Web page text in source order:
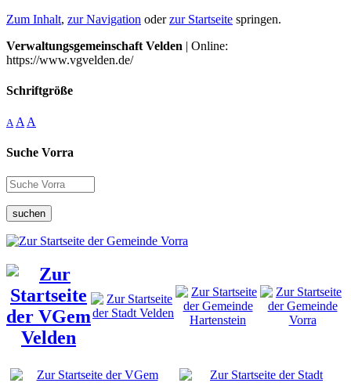
Zum Inhalt, zur Navigation oderzur Startseite springen.
Verwaltungsgemeinschaft Velden | Online:
https://www.vgvelden.de/
Schriftgröße
A A A
Suche Vorra
suchen